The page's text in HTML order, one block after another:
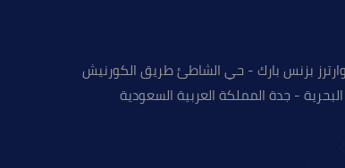
بزنس بارك - حي الشاطئ طريق الكورنيش
- جدة المملكة العربية السعودية